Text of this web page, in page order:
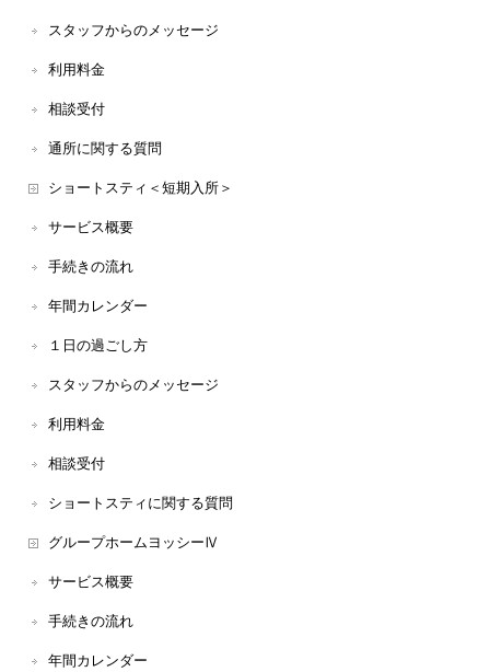
スタッフからのメッセージ
利用料金
相談受付
通所に関する質問
ショートスティ＜短期入所＞
サービス概要
手続きの流れ
年間カレンダー
１日の過ごし方
スタッフからのメッセージ
利用料金
相談受付
ショートスティに関する質問
グループホームヨッシーⅣ
サービス概要
手続きの流れ
年間カレンダー